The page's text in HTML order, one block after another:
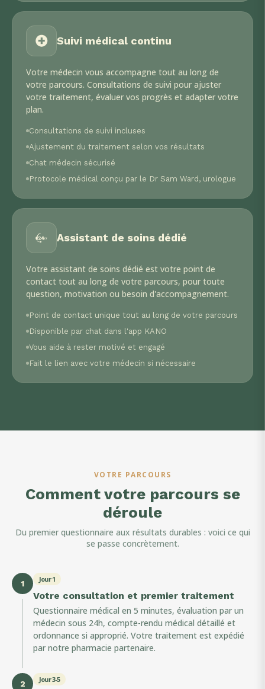
Suivi médical continu
Votre médecin vous accompagne tout au long de
votre parcours. Consultations de suivi pour ajuster
votre traitement, évaluer vos progrès et adapter votre
plan.
Consultations de suivi incluses
Ajustement du traitement selon vos résultats
Chat médecin sécurisé
Protocole médical conçu par le Dr Sam Ward, urologue
Assistant de soins dédié
Votre assistant de soins dédié est votre point de
contact tout au long de votre parcours, pour toute
question, motivation ou besoin d'accompagnement.
Point de contact unique tout au long de votre parcours
Disponible par chat dans l'app KANO
Vous aide à rester motivé et engagé
Fait le lien avec votre médecin si nécessaire
VOTRE PARCOURS
Comment votre parcours se
déroule
Du premier questionnaire aux résultats durables : voici ce qui
se passe concrètement.
1 Jour 1
Votre consultation et premier traitement
Questionnaire médical en 5 minutes, évaluation par un
médecin sous 24h, compte-rendu médical détaillé et
ordonnance si approprié. Votre traitement est expédié
par notre pharmacie partenaire.
2 Jour 3-5